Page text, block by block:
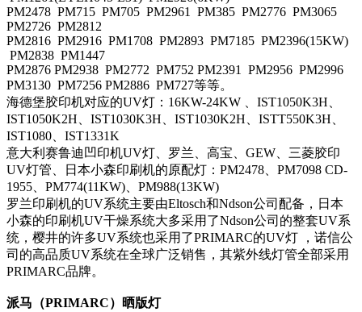
PM2478 PM715 PM705 PM2961 PM385 PM2776 PM3065
PM2726 PM2812
PM2816 PM2916 PM1708 PM2893 PM7185 PM2396(15KW)
PM2838 PM1447
PM2876 PM2938 PM2772 PM752 PM2391 PM2956 PM2996
PM3130 PM7256 PM2886 PM727等等。
海德堡胶印机对应的UV灯： 16KW-24KW IST1050K3H
IST1050K2H
IST1030K3H IST1030K2H ISTT550K3H
IST1080
IST1331K
意大利赛鲁迪凹印机UV灯、罗兰、高宝、 GEW 、三菱胶印
UV灯管、日本小森印刷机的原配灯： PM2478
PM7098 CD-
1955
PM774(11KW)
PM988(13KW)
罗兰印刷机的UV系统主要由Eltosch和Ndson公司配备，日本
小森的印刷机UV干燥系统大多采用了Ndson公司的整套UV系
统，樱井的许多UV系统也采用了PRIMARC的UV灯
，诺信公
司的高品质UV系统在全球广泛销售，其紫外线灯管全部采用
PRIMARC品牌。
派马（PRIMARC）晒版灯